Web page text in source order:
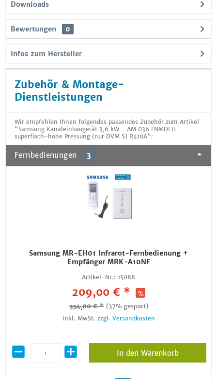
Downloads
Bewertungen 0
Infos zum Hersteller
Zubehör & Montage-
Dienstleistungen
Wir empfehlen Ihnen folgendes passendes Zubehör zum Artikel
"Samsung Kanaleinbaugerät 3,6 kW - AM 036 FNMDEH
superflach-hohe Pressung (nur DVM S) R410A":
Fernbedienungen 3
Samsung MR-EH01 Infrarot-Fernbedienung +
Empfänger MRK-A10NF
Artikel-Nr.: 15088
209,00 € *
334,00 € * (37% gespart)
inkl. MwSt. zzgl. Versandkosten
In den Warenkorb